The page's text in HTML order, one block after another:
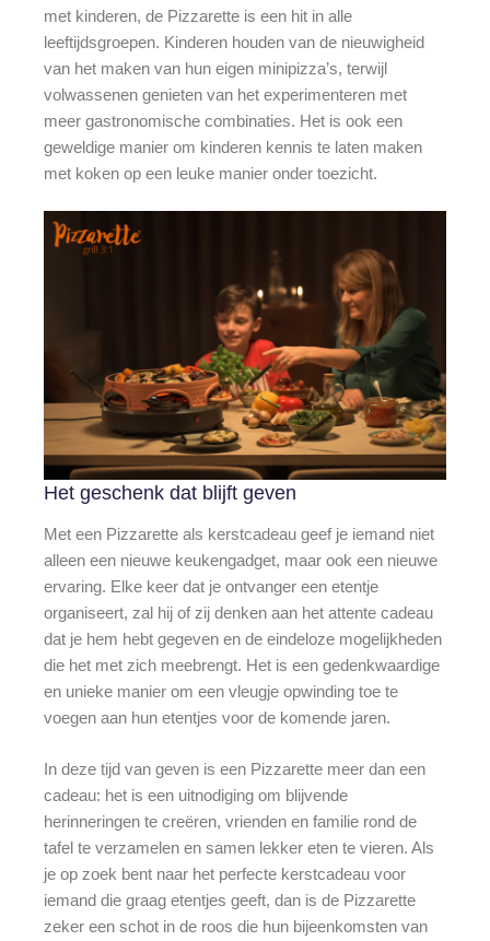
met kinderen, de Pizzarette is een hit in alle
leeftijdsgroepen. Kinderen houden van de nieuwigheid
van het maken van hun eigen minipizza’s, terwijl
volwassenen genieten van het experimenteren met
meer gastronomische combinaties. Het is ook een
geweldige manier om kinderen kennis te laten maken
met koken op een leuke manier onder toezicht.
Het geschenk dat blijft geven
Met een Pizzarette als kerstcadeau geef je iemand niet
alleen een nieuwe keukengadget, maar ook een nieuwe
ervaring. Elke keer dat je ontvanger een etentje
organiseert, zal hij of zij denken aan het attente cadeau
dat je hem hebt gegeven en de eindeloze mogelijkheden
die het met zich meebrengt. Het is een gedenkwaardige
en unieke manier om een vleugje opwinding toe te
voegen aan hun etentjes voor de komende jaren.
In deze tijd van geven is een Pizzarette meer dan een
cadeau: het is een uitnodiging om blijvende
herinneringen te creëren, vrienden en familie rond de
tafel te verzamelen en samen lekker eten te vieren. Als
je op zoek bent naar het perfecte kerstcadeau voor
iemand die graag etentjes geeft, dan is de Pizzarette
zeker een schot in de roos die hun bijeenkomsten van